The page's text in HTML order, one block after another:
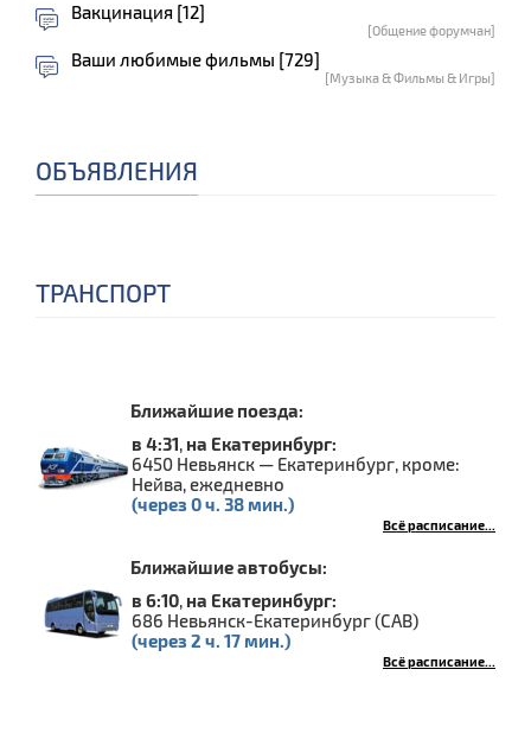
Вакцинация [12]
[Общение форумчан]
Ваши любимые фильмы [729]
[Музыка & Фильмы & Игры]
ОБЪЯВЛЕНИЯ
ТРАНСПОРТ
Ближайшие поезда:
в 4:31, на Екатеринбург:
6450 Невьянск — Екатеринбург, кроме:
Нейва, ежедневно
(через 0 ч. 38 мин.)
Всё расписание...
Ближайшие автобусы:
в 6:10, на Екатеринбург:
686 Невьянск-Екатеринбург (САВ)
(через 2 ч. 17 мин.)
Всё расписание...